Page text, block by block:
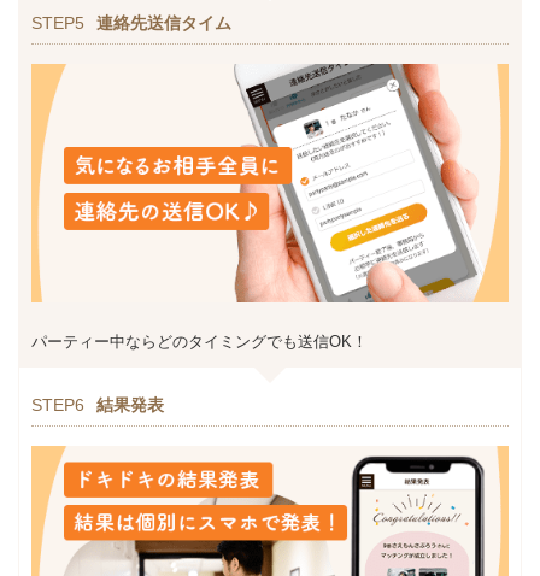
STEP5 連絡先送信タイム
パーティー中ならどのタイミングでも送信OK！
STEP6 結果発表